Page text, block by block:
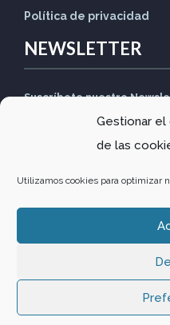
Gestionar
de las
Utilizamos cookies para optimizar
Política de privacidad
NEWSLETTER
Suscríbete nuestro
Design byComunitics·